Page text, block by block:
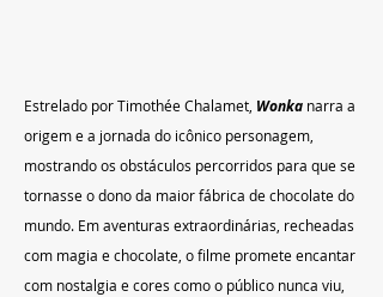
Estrelado por Timothée Chalamet, Wonka narra a
origem e a jornada do icônico personagem,
mostrando os obstáculos percorridos para que se
tornasse o dono da maior fábrica de chocolate do
mundo. Em aventuras extraordinárias, recheadas
com magia e chocolate, o filme promete encantar
com nostalgia e cores como o público nunca viu,